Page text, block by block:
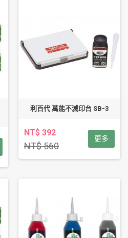
利百代 萬能不滅印台 SB-3
NT$ 392
NT$ 560
更多